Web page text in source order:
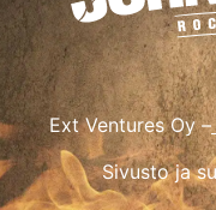
Ext Ventures Oy –
Sivusto ja